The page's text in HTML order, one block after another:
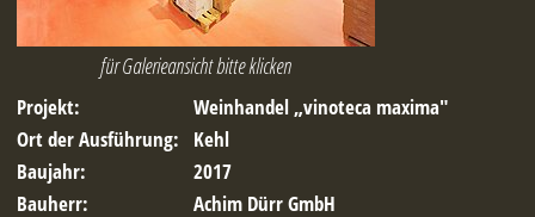
für Galerieansicht bitte klicken
Projekt:
Weinhandel „vinoteca maxima"
Ort der Ausführung:
Kehl
Baujahr:
2017
Bauherr:
Achim Dürr GmbH